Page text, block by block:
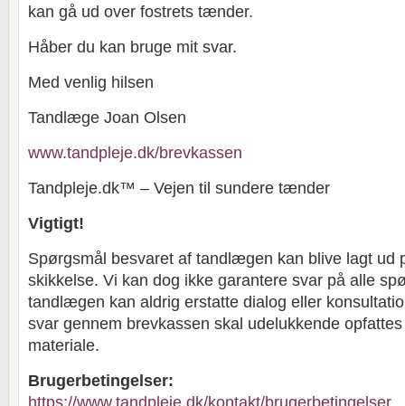
kan gå ud over fostrets tænder.
Håber du kan bruge mit svar.
Med venlig hilsen
Tandlæge Joan Olsen
www.tandpleje.dk/brevkassen
Tandpleje.dk™ – Vejen til sundere tænder
Vigtigt!
Spørgsmål besvaret af tandlægen kan blive lagt ud
skikkelse. Vi kan dog ikke garantere svar på alle
tandlægen kan aldrig erstatte dialog eller
svar gennem brevkassen skal udelukkende
materiale.
Brugerbetingelser:
https://www.tandpleje.dk/kontakt/brugerbetingelser